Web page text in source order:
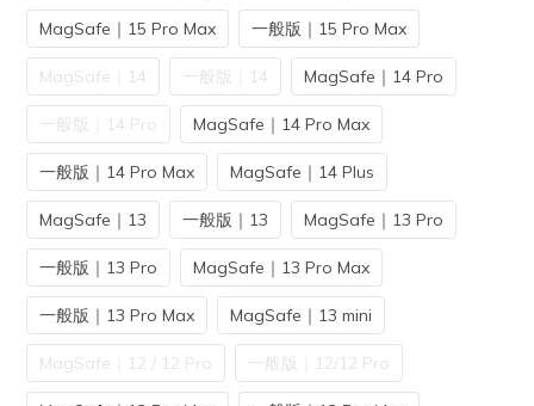
MagSafe｜15 Pro Max 一般版｜15 Pro Max
MagSafe｜14 一般版｜14 MagSafe｜14 Pro
一般版｜14 Pro MagSafe｜14 Pro Max
一般版｜14 Pro Max MagSafe｜14 Plus
MagSafe｜13 一般版｜13 MagSafe｜13 Pro
一般版｜13 Pro MagSafe｜13 Pro Max
一般版｜13 Pro Max MagSafe｜13 mini
MagSafe｜12 / 12 Pro 一般版｜12/12 Pro